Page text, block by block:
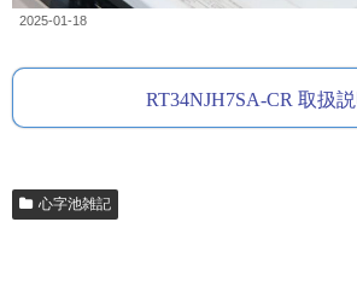
2025-01-18
RT34NJH7SA-CR 取扱
心字池雑記